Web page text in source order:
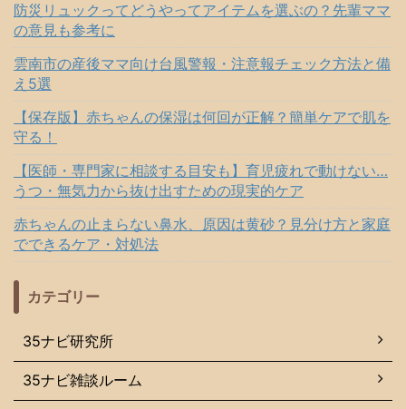
防災リュックってどうやってアイテムを選ぶの？先輩ママ
の意見も参考に
雲南市の産後ママ向け台風警報・注意報チェック方法と備
え5選
【保存版】赤ちゃんの保湿は何回が正解？簡単ケアで肌を
守る！
【医師・専門家に相談する目安も】育児疲れで動けない…
うつ・無気力から抜け出すための現実的ケア
赤ちゃんの止まらない鼻水、原因は黄砂？見分け方と家庭
でできるケア・対処法
カテゴリー
35ナビ研究所
35ナビ雑談ルーム